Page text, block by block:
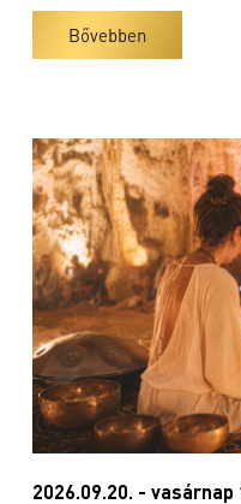
Bővebben
2026.09.20. - vasárnap